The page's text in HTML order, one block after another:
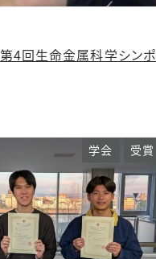
4回生命金属科学シンポ
学会 受賞